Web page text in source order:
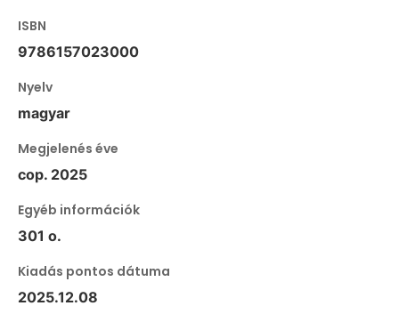
ISBN
9786157023000
Nyelv
magyar
Megjelenés éve
cop. 2025
Egyéb információk
301 o.
Kiadás pontos dátuma
2025.12.08